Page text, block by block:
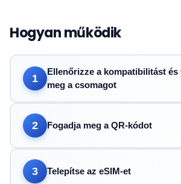
Hogyan működik
1
Ellenőrizze a kompatibilitást és
meg a csomagot
2 Fogadja meg a QR-kódot
3 Telepítse az eSIM-et